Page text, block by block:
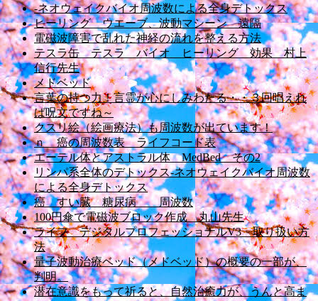
-ネオウェイクバイオ周波数による全身デトックス
ヒーリング ウエーブ、波動マシーン 遠隔
電磁波障害で乱れた神経の流れを整える方法
テスラ缶 テスラ バイオ ヒーリング 効果 村上
信行先生
メドベッド
言葉の持つ力！言霊が心にしみわたる・・３回唱えれ
ば呪文ですね～
クスリ絵（絵画療法）も周波数が出ています！
ｎ 癌の周波数表 ライフコード表
エーテル体とアストラル体 MedBed その2
リンパ系全体のデトックス-ネオウェイクバイオ周波数
による全身デトックス
癌 すい臓 糖尿病 周波数
100円傘で電磁波ブロック作成 丸山先生
ライフ デジタルプロフェッショナルV3 取り扱い方
法
量子波動治療ベッド（メドベッド）の概要の一部が、
判明。
潜在意識をもって祈ると、自然治癒力が、うんと高ま